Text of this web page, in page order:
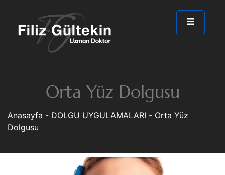
Orta Yüz Dolgusu
Anasayfa - DOLGU UYGULAMALARI - Orta Yüz
Dolgusu